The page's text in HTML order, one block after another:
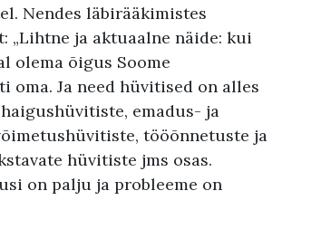
Nendes läbirääkimistes
„Lihtne ja aktuaalne näide: kui
olema õigus Soome
Ja need hüvitised on alles
emadus- ja
tööõnnetuste ja
hüvitiste jms osas.
on palju ja probleeme on